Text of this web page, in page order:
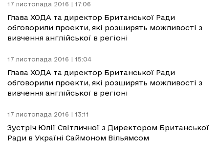
17 листопада 2016 | 17:06
Глава ХОДА та директор Британської Ради
обговорили проекти, які розширять можливості з
вивчення англійської в регіоні
17 листопада 2016 | 15:04
Глава ХОДА та директор Британської Ради
обговорили проекти, які розширять можливості з
вивчення англійської в регіоні
17 листопада 2016 | 13:11
Зустріч Юлії Світличної з Директором Британської
Ради в Україні Саймоном Вільямсом